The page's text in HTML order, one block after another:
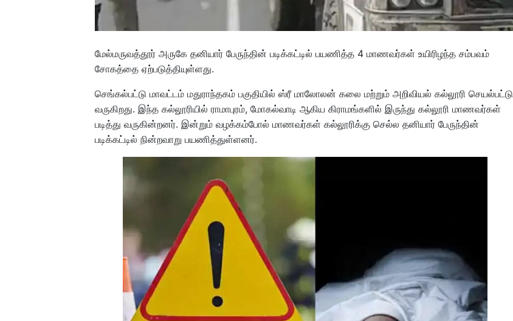
மேல்மருவத்தூர் அருகே தனியார் பேருந்தின் படிக்கட்டில் பயணித்த 4 மாணவர்கள் உயிரிழந்த சம்பவம்
சோகத்தை ஏற்படுத்தியுள்ளது.
செங்கல்பட்டு மாவட்டம் மதுராந்தகம் பகுதியில் ஸ்ரீ மாலோலன் கலை மற்றும் அறிவியல் கல்லூரி செயல்பட்டு
வருகிறது. இந்த கல்லூரியில் ராமாபுரம், மோகல்வாடி ஆகிய கிராமங்களில் இருந்து கல்லூரி மாணவர்கள்
படித்து வருகின்றனர். இன்றும் வழக்கம்போல் மாணவர்கள் கல்லூரிக்கு செல்ல தனியார் பேருந்தின்
படிக்கட்டில் நின்றவாறு பயணித்துள்ளனர்.